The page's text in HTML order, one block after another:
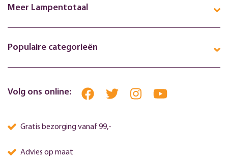
Meer Lampentotaal
Populaire categorieën
Volg ons online:
Gratis bezorging vanaf 99,-
Advies op maat